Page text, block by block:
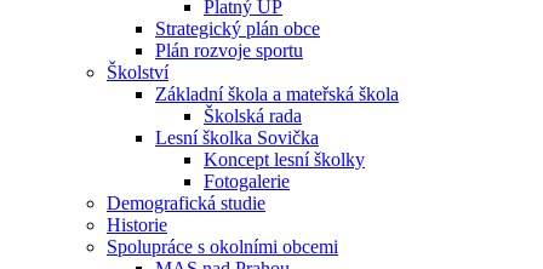
Platný ÚP
Strategický plán obce
Plán rozvoje sportu
Školství
Základní škola a mateřská škola
Školská rada
Lesní školka Sovička
Koncept lesní školky
Fotogalerie
Demografická studie
Historie
Spolupráce s okolními obcemi